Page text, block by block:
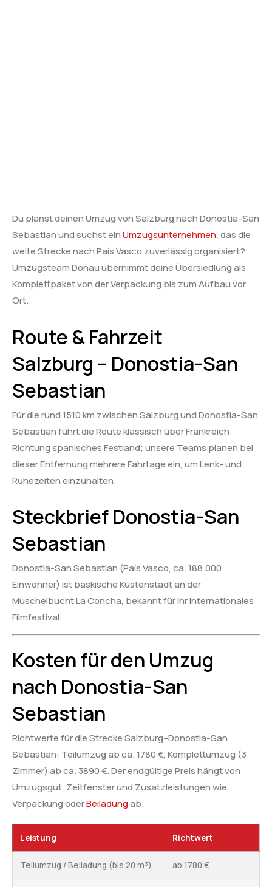
Du planst deinen Umzug von Salzburg nach Donostia-San
Sebastian und suchst einUmzugsunternehmen, das die
weite Strecke nach País Vasco zuverlässig organisiert?
Umzugsteam Donau übernimmt deine Übersiedlung als
Komplettpaket von der Verpackung bis zum Aufbau vor
Ort.
Route & Fahrzeit
Salzburg – Donostia-San
Sebastian
Für die rund 1510 km zwischen Salzburg und Donostia-San
Sebastian führt die Route klassisch über Frankreich
Richtung spanisches Festland; unsere Teams planen bei
dieser Entfernung mehrere Fahrtage ein, um Lenk- und
Ruhezeiten einzuhalten.
Steckbrief Donostia-San
Sebastian
Donostia-San Sebastian (País Vasco, ca. 188.000
Einwohner) ist baskische Küstenstadt an der
Muschelbucht La Concha, bekannt für ihr internationales
Filmfestival.
Kosten für den Umzug
nach Donostia-San
Sebastian
Richtwerte für die Strecke Salzburg–Donostia-San
Sebastian: Teilumzug ab ca. 1780 €, Komplettumzug (3
Zimmer) ab ca. 3890 €. Der endgültige Preis hängt von
Umzugsgut, Zeitfenster und Zusatzleistungen wie
Verpackung oderBeiladungab.
Leistung Richtwert
Teilumzug / Beiladung (bis 20 m³) ab 1780 €